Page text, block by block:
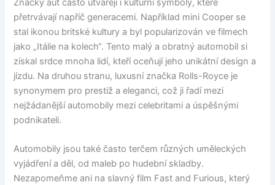
Značky aut často utvářejí i kulturní symboly, které
přetrvávají napříč generacemi. Například mini Cooper se
stal ikonou britské kultury a byl popularizován ve filmech
jako „Itálie na kolech“. Tento malý a obratný automobil si
získal srdce mnoha lidí, kteří oceňují jeho unikátní design a
jízdu. Na druhou stranu, luxusní značka Rolls-Royce je
synonymem pro prestiž a eleganci, což ji řadí mezi
nejžádanější automobily mezi celebritami a úspěšnými
podnikateli.
Automobily jsou také často terčem různých uměleckých
vyjádření a děl, od maleb po hudební skladby.
Nezapomeňme ani na slavný film Fast and Furious, který